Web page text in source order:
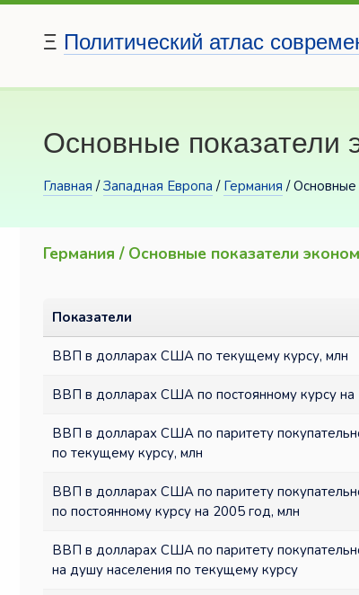
Ξ Политический атлас
Основные показатели
Главная /Западная Европа / Германия / Основные
Германия / Основные показатели
Показатели
ВВП в долларах США по текущему курсу, млн
ВВП в долларах США по постоянному курсу на
ВВП в долларах США по паритету
по текущему курсу, млн
ВВП в долларах США по паритету
по постоянному курсу на 2005 год, млн
ВВП в долларах США по паритету
на душу населения по текущему курсу